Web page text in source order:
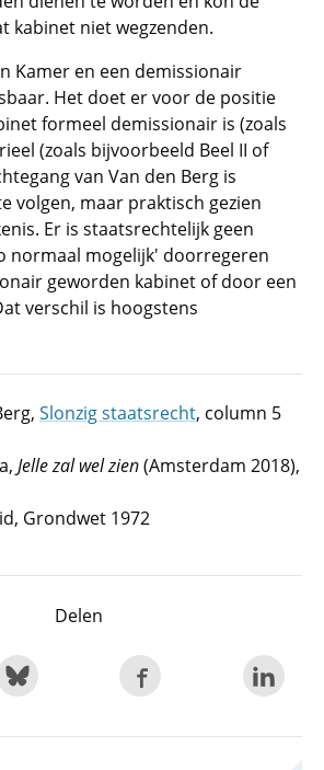
kabinet niet wegzenden.
Kamer en een demissionair
Het doet er voor de positie
formeel demissionair is (zoals
(zoals bijvoorbeeld Beel II of
van Van den Berg is
volgen, maar praktisch gezien
Er is staatsrechtelijk geen
normaal mogelijk' doorregeren
geworden kabinet of door een
verschil is hoogstens
Slonzig staatsrecht, column 5
Jelle zal wel zien(Amsterdam 2018),
Grondwet 1972
Delen